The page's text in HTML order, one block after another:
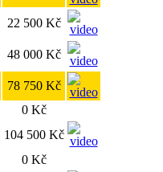
22 500 Kč
48 000 Kč
78 750 Kč
0 Kč
104 500 Kč
0 Kč